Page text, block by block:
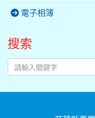
電子相簿
搜索